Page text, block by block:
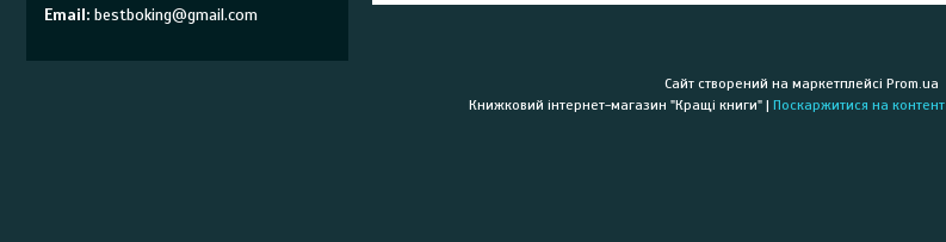
Email bestboking@gmail.com
Сайт створений на маркетплейсі Prom.ua
Книжковий інтернет-магазин "Кращі книги" | Поскаржитися на контент